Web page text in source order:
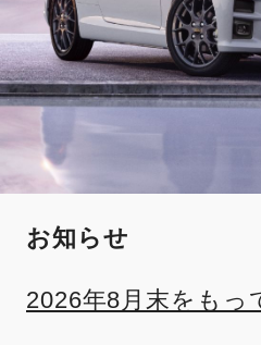
お知らせ
2026年8月末をもっ